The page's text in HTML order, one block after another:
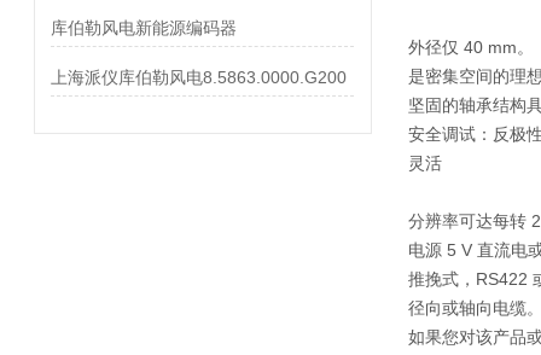
库伯勒风电新能源编码器
上海派仪库伯勒风电8.5863.0000.G200
外径仅 40 mm。
是密集空间的理
坚固的轴承结构
安全调试：反极
灵活
分辨率可达每转
电源 5 V 直流电
推挽式，RS422
径向或轴向电缆
如果您对该产品